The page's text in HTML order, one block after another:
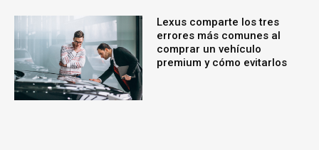
Lexus comparte los tres
errores más comunes al
comprar un vehículo
premium y cómo evitarlos